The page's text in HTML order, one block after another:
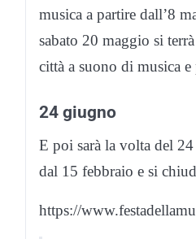
musica a partire dall’8
sabato 20 maggio si
città a suono di musica
24 giugno
E poi sarà la volta del
dal 15 febbraio e si
https://